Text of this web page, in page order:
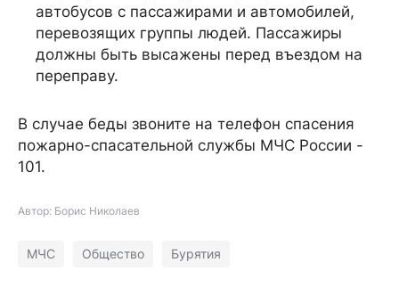
автобусов с пассажирами и автомобилей,
перевозящих группы людей. Пассажиры
должны быть высажены перед въездом на
переправу.
В случае беды звоните на телефон спасения
пожарно-спасательной службы МЧС России -
101.
Автор: Борис Николаев
МЧС Общество Бурятия